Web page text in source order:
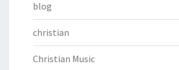
blog
christian
Christian Music